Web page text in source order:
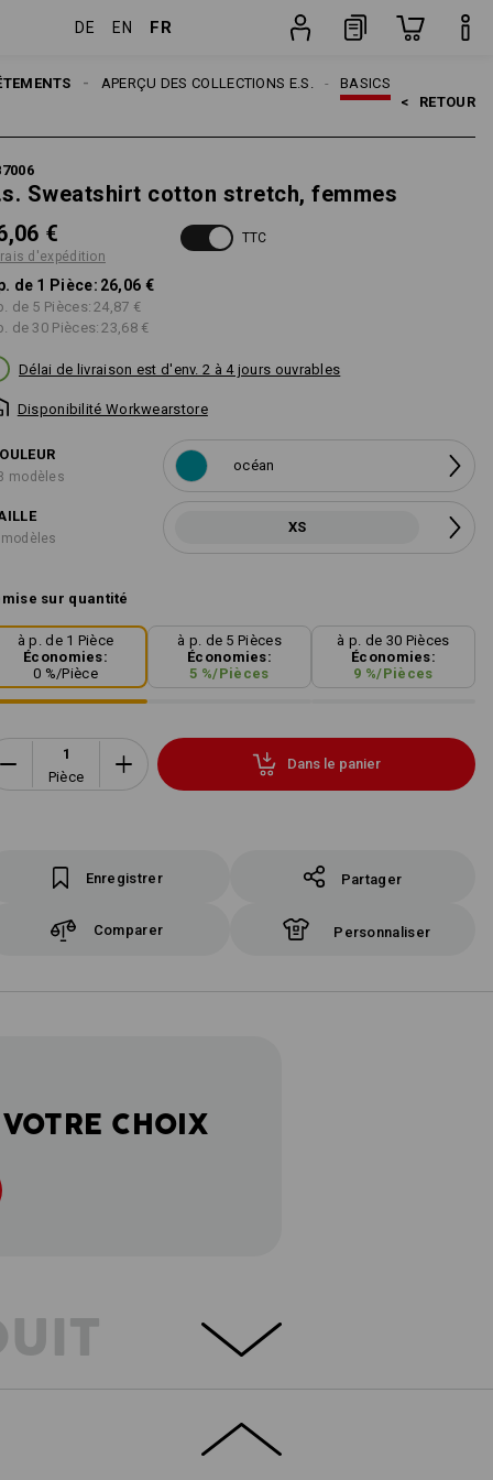
DE EN FR
BASICS
APERÇU DES COLLECTIONS E.S.
THÈMES
< RETOUR
Sweatshirt cotton stretch, femmes
€
d'expédition
TTC
de 1 Pièce: 26,06 €
de 5 Pièces: 24,87 €
de 30 Pièces: 23,68 €
Délai de livraison est d'env. 2 à 4 jours ouvrables
Disponibilité Workwearstore
modèles
océan
XS
sur quantité
à p. de 1 Pièce
Économies:
0 %/Pièce
à p. de 5 Pièces
Économies:
5 %/Pièces
à p. de 30 Pièces
Économies:
9 %/Pièces
Pièce
Dans le panier
Enregistrer Partager
Comparer Personnaliser
CHOIX
rencontrent ici un sweatshirt
de style ainsi qu'aux défis extrêmes